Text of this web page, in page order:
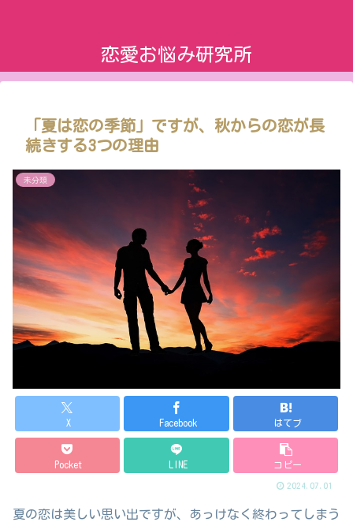
恋愛お悩み研究所
「夏は恋の季節」ですが、秋からの恋が長
続きする3つの理由
未分類
X Facebook はてブ
Pocket LINE コピー
2024.07.01
夏の恋は美しい思い出ですが、あっけなく終わってしまう